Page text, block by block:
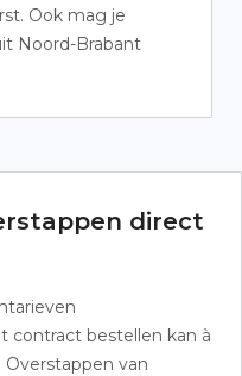
Ook mag je
Noord-Brabant
direct
contract bestellen kan à
van